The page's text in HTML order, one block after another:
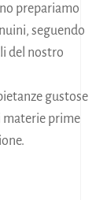
prepariamo
seguendo
del nostro
gustose
materie prime